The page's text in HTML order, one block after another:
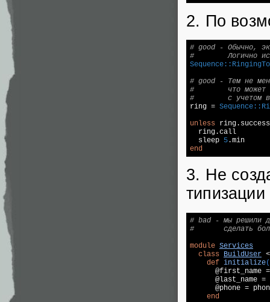
2. По
# good - Обычно,
#        Логично
Sequence:
# good - Тем не
#        что может
#        с учетом
ring = Sequence:
unless
  ring.call
  sleep
5
end
3. Не
# bad - мы решили
#       сделать
module Services
class
BuildUser
def initialize(
@first_name
@last_name =
@phone =
end